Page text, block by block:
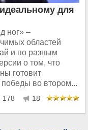
для
ног» –
областей
и по разным
о том, что
готовит
во втором...
178 18